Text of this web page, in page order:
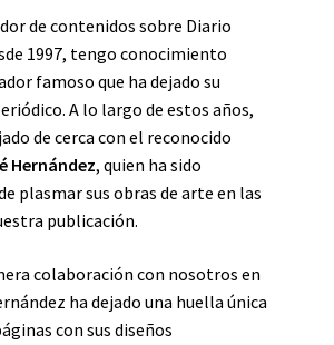
de contenidos sobre Diario
1997, tengo conocimiento
famoso que ha dejado su
A lo largo de estos años,
de cerca con el reconocido
Hernández, quien ha sido
plasmar sus obras de arte en las
publicación.
colaboración con nosotros en
ha dejado una huella única
con sus diseños